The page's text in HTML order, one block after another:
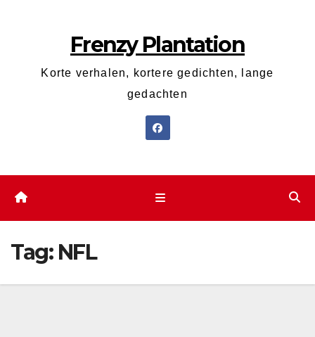
Frenzy Plantation
Korte verhalen, kortere gedichten, lange
gedachten
Tag: NFL